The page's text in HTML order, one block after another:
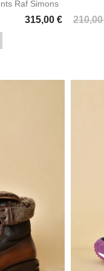
Raf Simons
315,00 € Prix